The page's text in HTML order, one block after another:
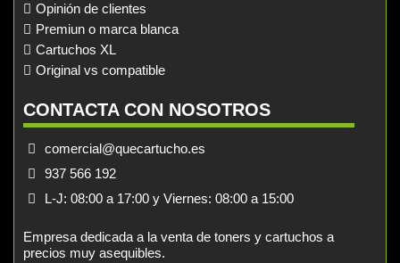
Opinión de clientes
Premiun o marca blanca
Cartuchos XL
Original vs compatible
CONTACTA CON NOSOTROS
comercial@quecartucho.es
937 566 192
L-J: 08:00 a 17:00 y Viernes: 08:00 a 15:00
Empresa dedicada a la venta de toners y cartuchos a
precios muy asequibles.